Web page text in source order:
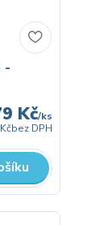
-
Kč/ks
bez DPH